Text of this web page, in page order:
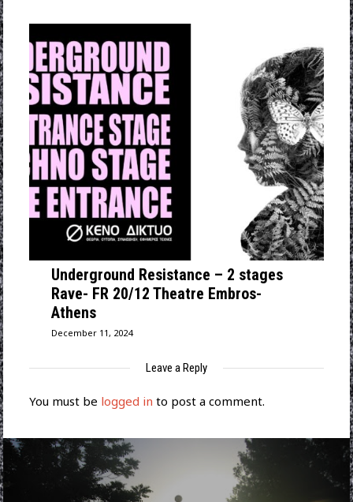
Underground Resistance – 2 stages
Rave- FR 20/12 Theatre Embros-
Athens
December 11, 2024
Leave a Reply
You must be logged in to post a comment.